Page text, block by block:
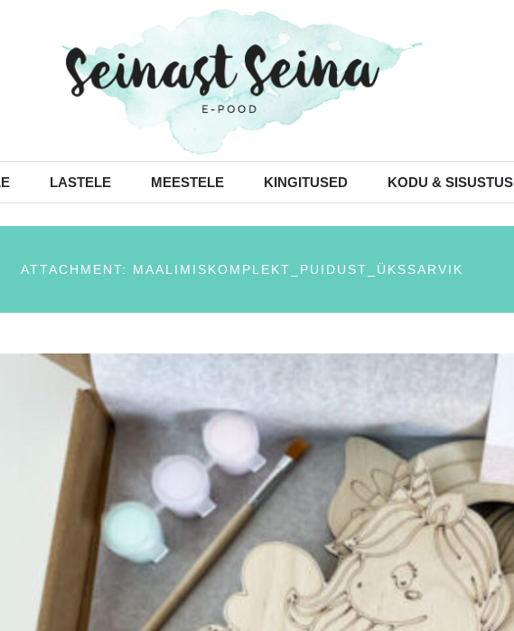
LASTELE MEESTELE KINGITUSED KODU & SISUSTUS
ATTACHMENT: MAALIMISKOMPLEKT_PUIDUST_ÜKSSARVIK